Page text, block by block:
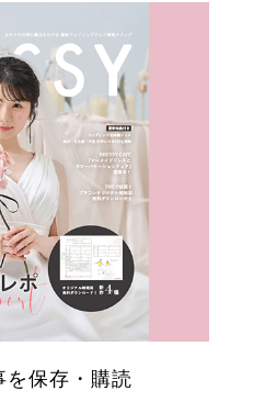
を保存・購読